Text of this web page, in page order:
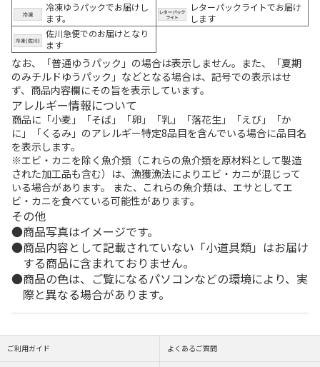
冷凍ゆうパックでお届けし
ます。
レターパックライトでお届け
します
佐川急便でのお届けとなり
ます
なお、「普通ゆうパック」の場合は表示しません。また、「夏期
のみチルドゆうパック」などとなる場合は、記号での表示はせ
ず、商品内容欄にその旨を表示しています。
アレルギー情報について
商品に「小麦」「そば」「卵」「乳」「落花生」「えび」「か
に」「くるみ」のアレルギー特定8品目を含んでいる場合に品目名
を表示します。
※エビ・カニを除く魚介類（これらの魚介類を原材料として製造
された加工品も含む）は、漁獲漁法によりエビ・カニが混じって
いる場合があります。 また、これらの魚介類は、エサとしてエ
ビ・カニを食べている可能性があります。
その他
商品写真はイメージです。
商品内容として記載されていない「小道具類」はお届け
する商品に含まれておりません。
商品の色は、ご覧になるパソコンなどの環境により、実
際と異なる場合があります。
ご利用ガイド よくあるご質問